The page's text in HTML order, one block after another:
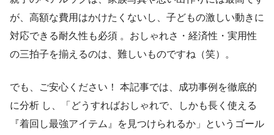
が、高額な費用はかけたくないし、子どもの激しい動きに
対応できる耐久性も必須 。おしゃれさ・経済性・実用性
の三拍子を揃えるのは、難しいものですね（笑）。
でも、ご安心ください！ 本記事では、成功事例を徹底的
に分析 し、「どうすればおしゃれで、しかも長く使える
『着回し最強アイテム』を見つけられるか」というゴール